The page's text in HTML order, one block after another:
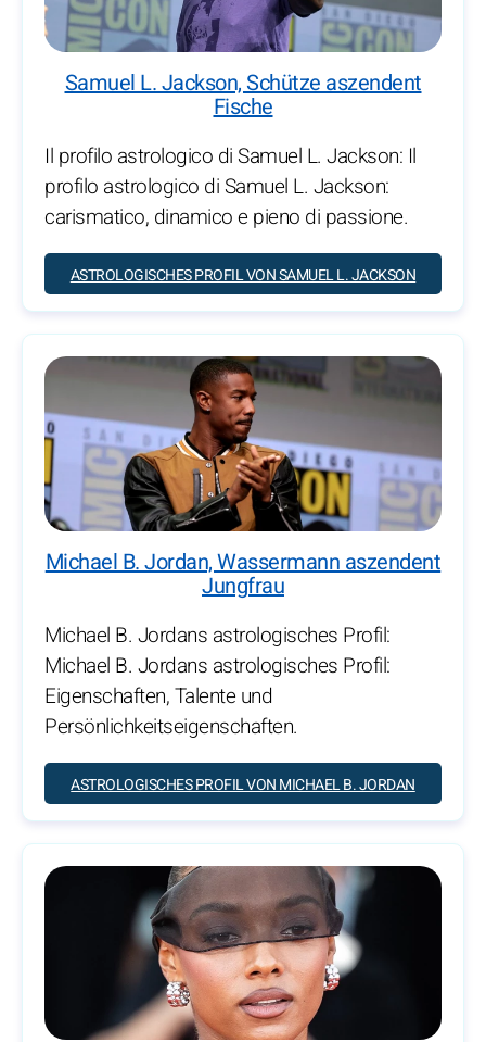
Samuel L. Jackson, Schütze aszendent
Fische
Il profilo astrologico di Samuel L. Jackson: Il
profilo astrologico di Samuel L. Jackson:
carismatico, dinamico e pieno di passione.
ASTROLOGISCHES PROFIL VON SAMUEL L. JACKSON
Michael B. Jordan, Wassermann aszendent
Jungfrau
Michael B. Jordans astrologisches Profil:
Michael B. Jordans astrologisches Profil:
Eigenschaften, Talente und
Persönlichkeitseigenschaften.
ASTROLOGISCHES PROFIL VON MICHAEL B. JORDAN